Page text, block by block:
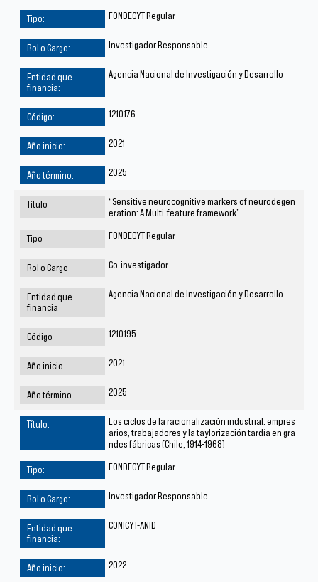
FONDECYT Regular
Investigador Responsable
Agencia Nacional de Investigación y Desarrollo
1210176
2021
2025
“Sensitive neurocognitive markers of neurodegen
eration: A Multi-feature framework”
FONDECYT Regular
Co-investigador
Agencia Nacional de Investigación y Desarrollo
1210195
2021
2025
Los ciclos de la racionalización industrial: empres
arios, trabajadores y la taylorización tardía en gra
ndes fábricas (Chile, 1914-1968)
FONDECYT Regular
Investigador Responsable
CONICYT-ANID
2022